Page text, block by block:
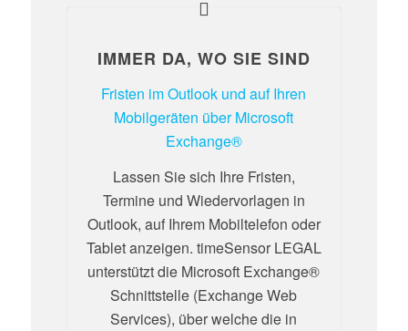
IMMER DA, WO SIE SIND
Fristen im Outlook und auf Ihren
Mobilgeräten über Microsoft
Exchange®
Lassen Sie sich Ihre Fristen,
Termine und Wiedervorlagen in
Outlook, auf Ihrem Mobiltelefon oder
Tablet anzeigen. timeSensor LEGAL
unterstützt die Microsoft Exchange®
Schnittstelle (Exchange Web
Services), über welche die in